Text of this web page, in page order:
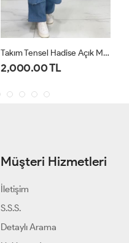
Takım Etekli Şule Kahverengi
1,200.00 TL
Müşteri Hizmetleri
İletişim
S.S.S.
Detaylı Arama